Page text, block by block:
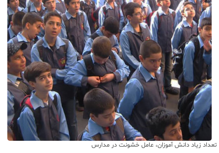
تعداد زیاد دانش آموزان، عامل خشونت در مدارس